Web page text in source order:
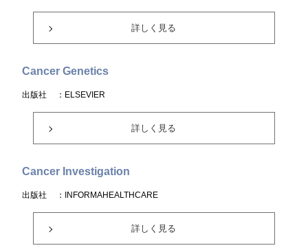
詳しく見る
Cancer Genetics
出版社 ：ELSEVIER
詳しく見る
Cancer Investigation
出版社 ：INFORMAHEALTHCARE
詳しく見る